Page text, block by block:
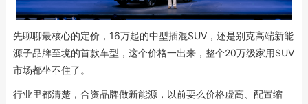
先聊聊最核心的定价，16万起的中型插混SUV，还是别克高端新能
源子品牌至境的首款车型，这个价格一出来，整个20万级家用SUV
市场都坐不住了。
行业里都清楚，合资品牌做新能源，以前要么价格虚高、配置缩